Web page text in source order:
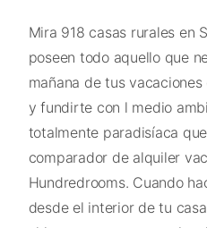
Mira 918 casas rurales en
poseen todo aquello que
mañana de tus
y fundirte con l medio
totalmente paradisíaca
comparador de alquiler
Hundredrooms. Cuando
desde el interior de tu